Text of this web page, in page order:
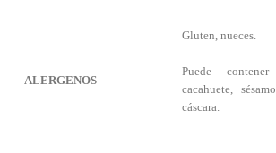
ALERGENOS
Gluten, nueces.
Puede
cacahuete,
cáscara.